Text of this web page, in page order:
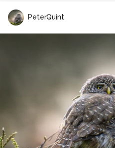
PeterQuint